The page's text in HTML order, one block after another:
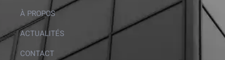
À PROPOS
ACTUALITÉS
CONTACT